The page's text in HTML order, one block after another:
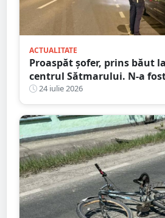
ACTUALITATE
Proaspăt șofer, prins băut
centrul Sătmarului. N-a
călcat pe bec
24 iulie 2026